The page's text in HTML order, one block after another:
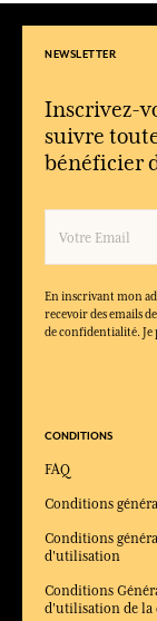
NEWSLETTER
Inscrivez-
suivre
bénéficier
En inscrivant mon
recevoir des emails
de confidentialité. Je
CONDITIONS
FAQ
Conditions
Conditions
d'utilisation
Conditions
d'utilisation de la